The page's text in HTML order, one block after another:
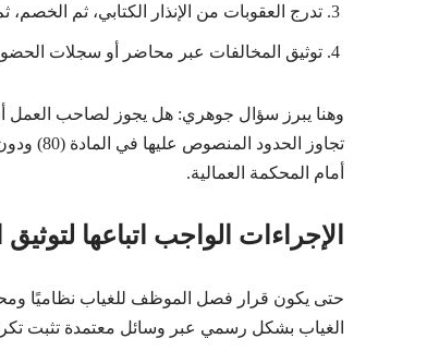
تدرج العقوبات من الإنذار الكتابي، ثم
توثيق المخالفات عبر محاضر أو سجلات
وهنا يبرز سؤال جوهري: هل يجوز لصاحب العمل
تجاوز
أمام المحكمة العمالية.
الإجراءات الواجب اتباعها لتوثيق
حتى يكون قرار فصل الموظف للغياب نظاميًا
الغياب بشكل رسمي عبر وسائل معتمدة تثبت